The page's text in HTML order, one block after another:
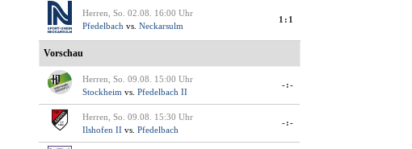
Herren, So. 02.08. 16:00 Uhr
Pfedelbach vs. Neckarsulm
1:1
Vorschau
Herren, So. 09.08. 15:00 Uhr
Stockheim vs. Pfedelbach II
-:-
Herren, So. 09.08. 15:30 Uhr
Ilshofen II vs. Pfedelbach
-:-